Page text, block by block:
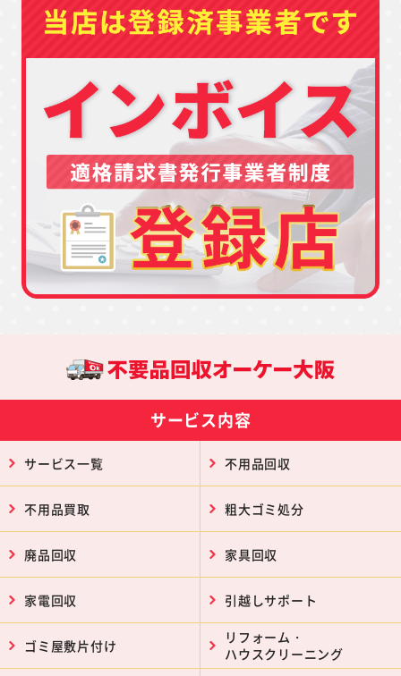
サービス内容
サービス一覧 不用品回収
不用品買取 粗大ゴミ処分
廃品回収 家具回収
家電回収 引越しサポート
ゴミ屋敷片付け
リフォーム・
ハウスクリーニング